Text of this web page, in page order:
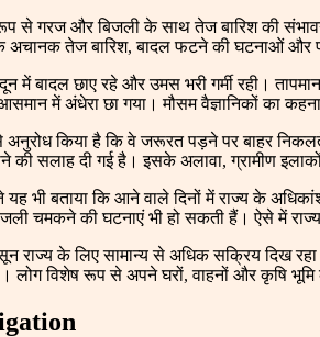
से गरज और बिजली के साथ तेज बारिश की
अचानक तेज बारिश, बादल फटने की घटनाओं और
में बादल छाए रहे और उमस भरी गर्मी रही।
में अंधेरा छा गया। मौसम वैज्ञानिकों का
अनुरोध किया है कि वे जरूरत पड़ने पर बाहर
की सलाह दी गई है। इसके अलावा, ग्रामीण
यह भी बताया कि आने वाले दिनों में राज्य के
चमकने की घटनाएं भी हो सकती हैं। ऐसे में
राज्य के लिए सामान्य से अधिक सक्रिय दिख रहा
लोग विशेष रूप से अपने घरों, वाहनों और कृषि